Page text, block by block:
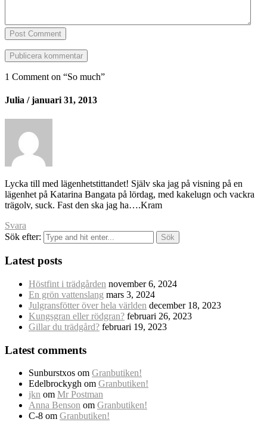
Post Comment
1 Comment on “So much”
Julia / januari 31, 2013
Lycka till med lägenhetstittandet! Själv ska jag på visning på en
lägenhet på Katarina Bangata på lördag, med kakelugn och vackra
trägolv, suck. Fast den ska jag ha….Kram
Svara
Sök efter:
Latest posts
Höstfint i trädgården november 6, 2024
En grön vattenslang mars 3, 2024
Julgransfötter över hela världen december 18, 2023
Kungsgran eller rödgran? februari 26, 2023
Gillar du trädgård? februari 19, 2023
Latest comments
Sunburstxos om Granbutiken!
Edelbrockygh om Granbutiken!
jkn om Mr Postman
Anna Benson om Granbutiken!
C-8 om Granbutiken!